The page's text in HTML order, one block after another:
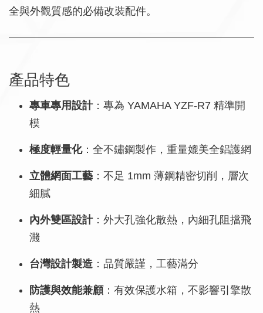
全與外觀質感的必備改裝配件。
產品特色
專車專用設計：專為 YAMAHA YZF-R7 精準開
模
極度輕量化：全不鏽鋼製作，重量媲美全鋁護網
立體網面工藝 ：不足 1mm 薄鋼精密切削，層次
細膩
內外雙區設計：外大孔強化散熱，內細孔阻擋飛
濺
台灣設計製造 ：品質嚴謹，工藝滿分
防護與效能兼顧：有效保護水箱，不影響引擎散
熱